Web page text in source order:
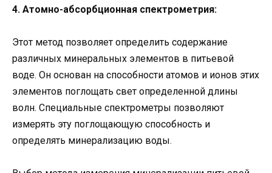
4. Атомно-абсорбционная спектрометрия:
Этот метод позволяет определить содержание
различных минеральных элементов в питьевой
воде. Он основан на способности атомов и ионов этих
элементов поглощать свет определенной длины
волн. Специальные спектрометры позволяют
измерять эту поглощающую способность и
определять минерализацию воды.